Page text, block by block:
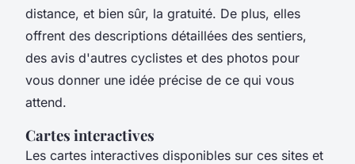
distance, et bien sûr, la gratuité. De plus, elles
offrent des descriptions détaillées des sentiers,
des avis d'autres cyclistes et des photos pour
vous donner une idée précise de ce qui vous
attend.
Cartes interactives
Les cartes interactives disponibles sur ces sites et